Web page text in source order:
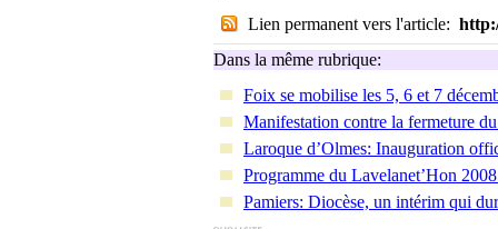
Lien permanent vers l'article:
Dans la même rubrique:
Foix se mobilise les 5, 6 et 7
Manifestation contre la fermeture
Laroque d’Olmes: Inauguration
Programme du Lavelanet’Hon
Pamiers: Diocèse, un intérim qui